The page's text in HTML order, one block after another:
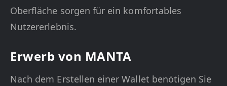
Oberfläche sorgen für ein komfortables
Nutzererlebnis.
Erwerb von MANTA
Nach dem Erstellen einer Wallet benötigen Sie